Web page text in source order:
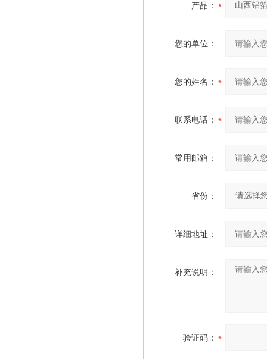
产品：
您的单位：
您的姓名：
联系电话：
常用邮箱：
省份：
详细地址：
补充说明：
验证码：